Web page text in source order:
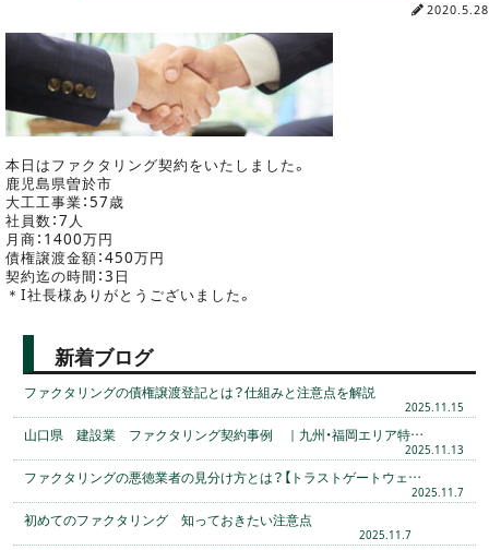
2020.5.28
本日はファクタリング契約をいたしました。
鹿児島県曽於市
大工工事業：57歳
社員数：7人
月商：1400万円
債権譲渡金額：450万円
契約迄の時間：3日
＊I社長様ありがとうございました。
新着ブログ
ファクタリングの債権譲渡登記とは？仕組みと注意点を解説
2025.11.15
山口県 建設業 ファクタリング契約事例 ｜九州・福岡エリア特…
2025.11.13
ファクタリングの悪徳業者の見分け方とは？【トラストゲートウェ…
2025.11.7
初めてのファクタリング 知っておきたい注意点
2025.11.7